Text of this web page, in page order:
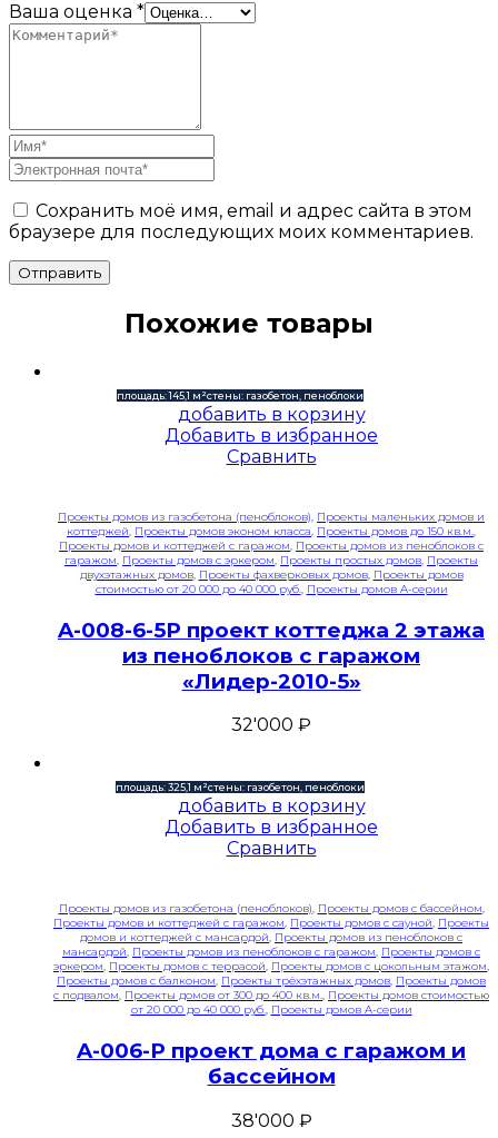
Ваша оценка *
Сохранить моё имя, email и адрес сайта в этом
браузере для последующих моих комментариев.
Отправить
Похожие товары
площадь: 145,1 м²стены: газобетон, пеноблоки
добавить в корзину
Добавить в избранное
Сравнить
Проекты домов из газобетона (пеноблоков), Проекты маленьких домов и
коттеджей, Проекты домов эконом класса, Проекты домов до 150 кв.м.,
Проекты домов и коттеджей с гаражом, Проекты домов из пеноблоков с
гаражом, Проекты домов с эркером, Проекты простых домов, Проекты
двухэтажных домов, Проекты фахверковых домов, Проекты домов
стоимостью от 20 000 до 40 000 руб., Проекты домов A-серии
A-008-6-5P проект коттеджа 2 этажа
из пеноблоков с гаражом
«Лидер-2010-5»
32'000 ₽
площадь: 325,1 м²стены: газобетон, пеноблоки
добавить в корзину
Добавить в избранное
Сравнить
Проекты домов из газобетона (пеноблоков), Проекты домов с бассейном,
Проекты домов и коттеджей с гаражом, Проекты домов с сауной, Проекты
домов и коттеджей с мансардой, Проекты домов из пеноблоков с
мансардой, Проекты домов из пеноблоков с гаражом, Проекты домов с
эркером, Проекты домов с террасой, Проекты домов с цокольным этажом,
Проекты домов с балконом, Проекты трёхэтажных домов, Проекты домов
с подвалом, Проекты домов от 300 до 400 кв.м., Проекты домов стоимостью
от 20 000 до 40 000 руб., Проекты домов A-серии
A-006-P проект дома с гаражом и
бассейном
38'000 ₽